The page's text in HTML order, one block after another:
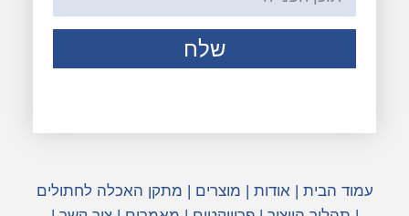
שלח
עמוד הבית |אודות מוצרים
מתקן האכלה לחתולים